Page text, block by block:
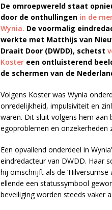
De omroepwereld staat
door de onthullingen in de
Wynia. De voormalig
werkte met Matthijs van
Draait Door (DWDD), schetst
Koster een ontluisterend
de schermen van de
Volgens Koster was Wynia
onredelijkheid, impulsiviteit en
waren. Dit sluit volgens hem
egoproblemen en onzekerheden
Een opvallend onderdeel in
eindredacteur van DWDD. Haar
hij omschrijft als de
ellende een statussymbool
beveiliging worden steeds vaker